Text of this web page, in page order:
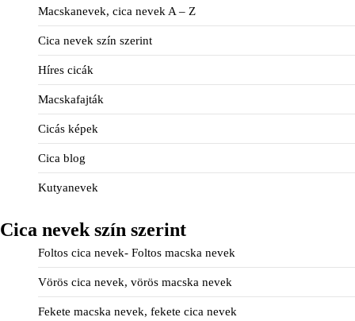
Macskanevek, cica nevek A – Z
Cica nevek szín szerint
Híres cicák
Macskafajták
Cicás képek
Cica blog
Kutyanevek
Cica nevek szín szerint
Foltos cica nevek- Foltos macska nevek
Vörös cica nevek, vörös macska nevek
Fekete macska nevek, fekete cica nevek